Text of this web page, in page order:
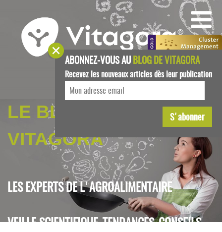
LE BLOG DE
VITAGORA
LES EXPERTS DE L'AGROALIMENTAIRE
VEILLE SCIENTIFIQUE, TENDANCES, CONSEILS
ABONNEZ-VOUS AUBLOG DE VITAGORA
Recevez les nouveaux articles dès leur publication